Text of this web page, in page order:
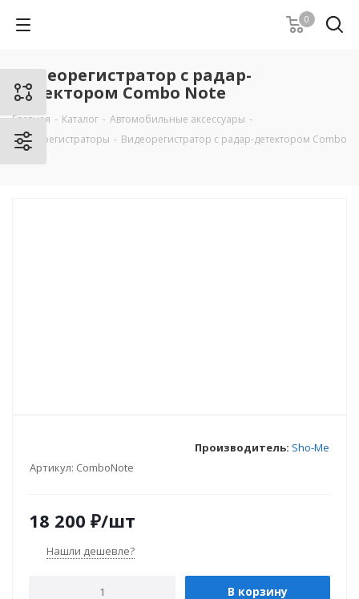
0
Видеорегистратор с радар-
детектором Combo Note
Главная - Каталог - Автомобильные аксессуары -
Видеорегистраторы - Видеорегистратор с радар-детектором Combo
Артикул: ComboNote
Производитель: Sho-Me
18 200 ₽/шт
Нашли дешевле?
В корзину